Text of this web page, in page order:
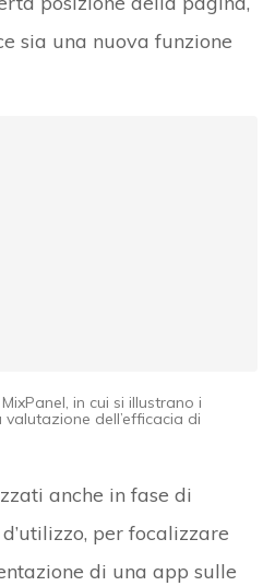
sia una nuova funzione
in cui si illustrano i
dell’efficacia di
anche in fase di
per focalizzare
di una app sulle